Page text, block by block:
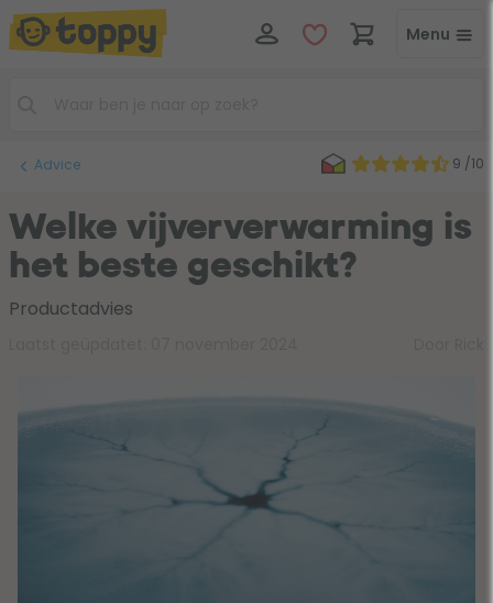
Menu
Advice 9 /10
Welke vijververwarming is
het beste geschikt?
Productadvies